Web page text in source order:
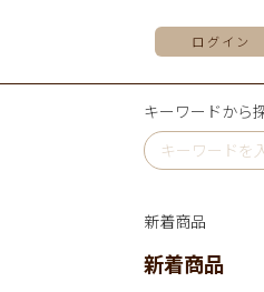
ログイン
キーワードから
新着商品
新着商品